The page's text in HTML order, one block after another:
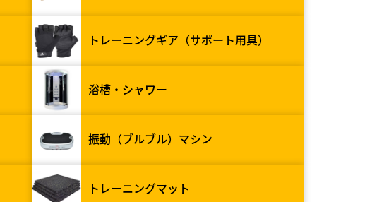
トレーニングギア（サポート用具）
浴槽・シャワー
振動（ブルブル）マシン
トレーニングマット